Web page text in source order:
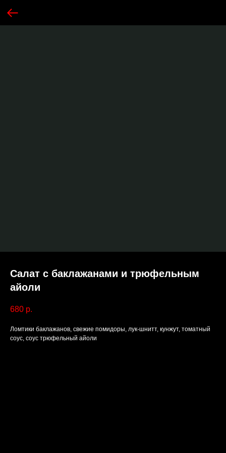
Салат с баклажанами и трюфельным
айоли
680 р.
Ломтики баклажанов, свежие помидоры, лук-шнитт, кунжут, томатный
соус, соус трюфельный айоли